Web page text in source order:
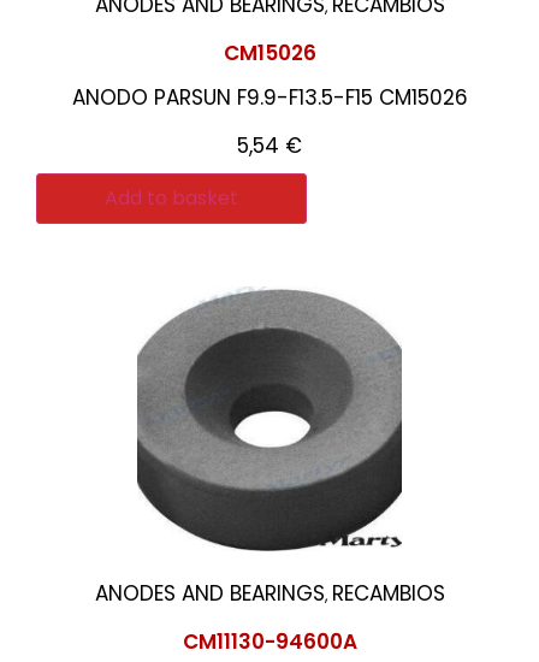
,
CM15026
ANODO PARSUN F9.9-F13.5-F15 CM15026
5,54 €
Add to basket
ANODES AND BEARINGS, RECAMBIOS
CM11130-94600A